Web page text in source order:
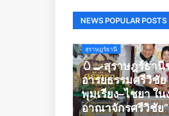
NEWS POPULAR POSTS
สุราษฎร์ธานี
🥚🍳สุราษฎร์ธา
อารยธรรมศรีวิชั
พุมเรียง–ไชยา ใ
อาณาจักรศรีวิชัย”